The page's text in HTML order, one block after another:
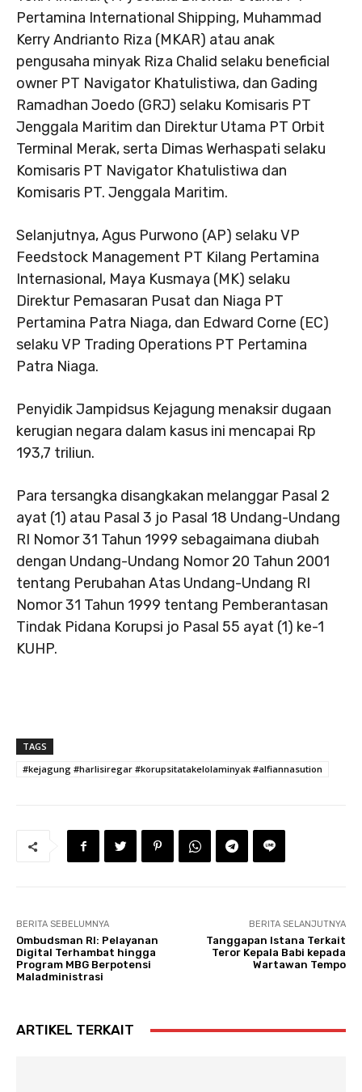
Pertamina International Shipping, Muhammad
Kerry Andrianto Riza (MKAR) atau anak
pengusaha minyak Riza Chalid selaku beneficial
owner PT Navigator Khatulistiwa, dan Gading
Ramadhan Joedo (GRJ) selaku Komisaris PT
Jenggala Maritim dan Direktur Utama PT Orbit
Terminal Merak, serta Dimas Werhaspati selaku
Komisaris PT Navigator Khatulistiwa dan
Komisaris PT. Jenggala Maritim.
Selanjutnya, Agus Purwono (AP) selaku VP
Feedstock Management PT Kilang Pertamina
Internasional, Maya Kusmaya (MK) selaku
Direktur Pemasaran Pusat dan Niaga PT
Pertamina Patra Niaga, dan Edward Corne (EC)
selaku VP Trading Operations PT Pertamina
Patra Niaga.
Penyidik Jampidsus Kejagung menaksir dugaan
kerugian negara dalam kasus ini mencapai Rp
193,7 triliun.
Para tersangka disangkakan melanggar Pasal 2
ayat (1) atau Pasal 3 jo Pasal 18 Undang-Undang
RI Nomor 31 Tahun 1999 sebagaimana diubah
dengan Undang-Undang Nomor 20 Tahun 2001
tentang Perubahan Atas Undang-Undang RI
Nomor 31 Tahun 1999 tentang Pemberantasan
Tindak Pidana Korupsi jo Pasal 55 ayat (1) ke-1
KUHP.
TAGS
#kejagung #harlisiregar #korupsitatakelolaminyak #alfiannasution
BERITA SEBELUMNYA
Ombudsman RI: Pelayanan
Digital Terhambat hingga
Program MBG Berpotensi
Maladministrasi
BERITA SELANJUTNYA
Tanggapan Istana Terkait
Teror Kepala Babi kepada
Wartawan Tempo
ARTIKEL TERKAIT